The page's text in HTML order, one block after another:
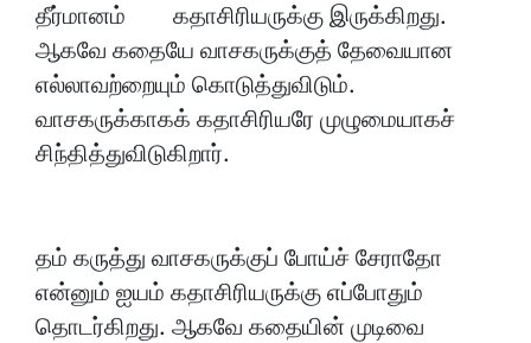
தீர்மானம் கதாசிரியருக்கு இருக்கிறது.
ஆகவே கதையே வாசகருக்குத் தேவையான
எல்லாவற்றையும் கொடுத்துவிடும்.
வாசகருக்காகக் கதாசிரியரே முழுமையாகச்
சிந்தித்துவிடுகிறார்.
தம் கருத்து வாசகருக்குப் போய்ச் சேராதோ
என்னும் ஐயம் கதாசிரியருக்கு எப்போதும்
தொடர்கிறது. ஆகவே கதையின் முடிவை